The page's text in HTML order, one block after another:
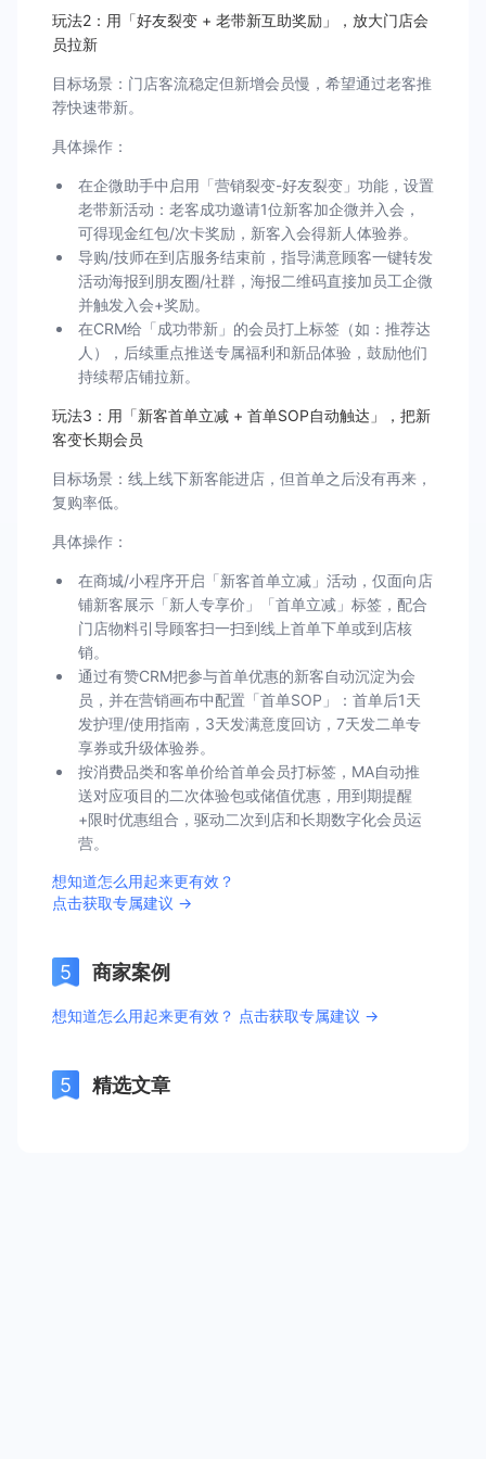
玩法2：用「好友裂变 + 老带新互助奖励」，放大门店会
员拉新
目标场景：门店客流稳定但新增会员慢，希望通过老客推
荐快速带新。
具体操作：
在企微助手中启用「营销裂变-好友裂变」功能，设置
老带新活动：老客成功邀请1位新客加企微并入会，
可得现金红包/次卡奖励，新客入会得新人体验券。
导购/技师在到店服务结束前，指导满意顾客一键转发
活动海报到朋友圈/社群，海报二维码直接加员工企微
并触发入会+奖励。
在CRM给「成功带新」的会员打上标签（如：推荐达
人），后续重点推送专属福利和新品体验，鼓励他们
持续帮店铺拉新。
玩法3：用「新客首单立减 + 首单SOP自动触达」，把新
客变长期会员
目标场景：线上线下新客能进店，但首单之后没有再来，
复购率低。
具体操作：
在商城/小程序开启「新客首单立减」活动，仅面向店
铺新客展示「新人专享价」「首单立减」标签，配合
门店物料引导顾客扫一扫到线上首单下单或到店核
销。
通过有赞CRM把参与首单优惠的新客自动沉淀为会
员，并在营销画布中配置「首单SOP」：首单后1天
发护理/使用指南，3天发满意度回访，7天发二单专
享券或升级体验券。
按消费品类和客单价给首单会员打标签，MA自动推
送对应项目的二次体验包或储值优惠，用到期提醒
+限时优惠组合，驱动二次到店和长期数字化会员运
营。
想知道怎么用起来更有效？
点击获取专属建议 →
商家案例
想知道怎么用起来更有效？ 点击获取专属建议 →
精选文章